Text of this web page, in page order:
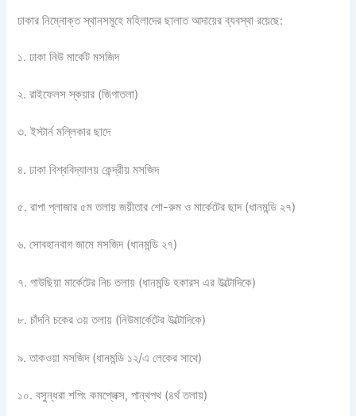
ঢাকার নিম্নোক্ত স্থানসমূহে মহিলাদের ছালাত আদায়ের ব্যবস্থা রয়েছে:
১. ঢাকা নিউ মার্কেট মসজিদ
২. রাইফেলস স্কয়ার (জিগাতলা)
৩. ইস্টার্ন মল্লিকার ছাদে
৪. ঢাকা বিশ্ববিদ্যালয় কেন্দ্রীয় মসজিদ
৫. রাপা প্লাজার ৫ম তলায় জয়ীতার শো-রুম ও মার্কেটের ছাদ (ধানমন্ডি ২৭)
৬. সোবহানবাগ জামে মসজিদ (ধানমন্ডি ২৭)
৭. গাউছিয়া মার্কেটের নিচ তলায় (ধানমন্ডি হকারস এর উল্টোদিকে)
৮. চাঁদনি চকের ৩য় তলায় (নিউমার্কেটের উল্টোদিকে)
৯. তাকওয়া মসজিদ (ধানমন্ডি ১২/এ লেকের সাথে)
১০. বসুন্ধরা শপিং কমপ্লেক্স, পান্থপথ (৪র্থ তলায়)